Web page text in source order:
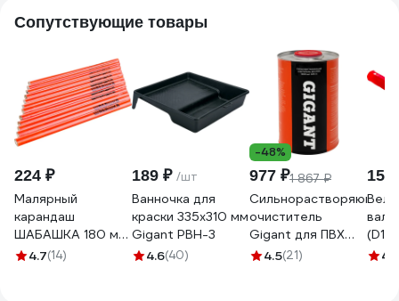
Сопутствующие товары
224 ₽
Малярный
карандаш
ШАБАШКА 180 мм,
набор 12 шт 146-
4.7(14)
189 ₽ /шт
Ванночка для
краски 335х310 мм
Gigant PBH-3
4.6(40)
-48%
977 ₽1 867 ₽
Сильнорастворяющий
очиститель
Gigant для ПВХ
1000 мл GPC-5
4.5(21)
151
4 4.9